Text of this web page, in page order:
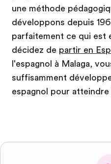
une méthode
développons depuis
parfaitement ce qui est
décidez de partir en
l'espagnol à Malaga,
suffisamment
espagnol pour atteindre